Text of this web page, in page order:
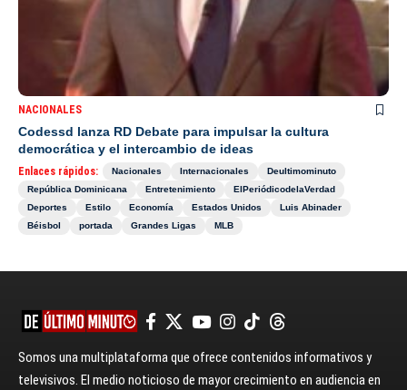
NACIONALES
Codessd lanza RD Debate para impulsar la cultura
democrática y el intercambio de ideas
Enlaces rápidos: Nacionales Internacionales
Deultimominuto
República Dominicana
Entretenimiento
ElPeriódicodelaVerdad
Deportes
Estilo Economía Estados Unidos
Luis Abinader
Béisbol
portada Grandes Ligas MLB
Somos una multiplataforma que ofrece contenidos informativos y
televisivos. El medio noticioso de mayor crecimiento en audiencia en